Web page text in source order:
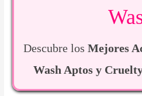
Descubre los Mejores
Wash Aptos y